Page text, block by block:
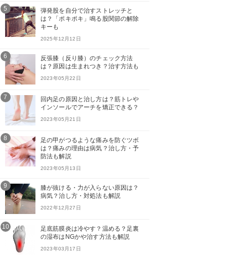
5
弾発股を自分で治すストレッチと
は？「ポキポキ」鳴る股関節の解除
キーも
2025年12月12日
6
反張膝（反り膝）のチェック方法
は？原因は生まれつき？治す方法も
2023年05月22日
7
回内足の原因と治し方は？筋トレや
インソールでアーチを矯正できる？
2023年05月21日
8
足の甲がつるような痛みを防ぐツボ
は？痛みの理由は病気？治し方・予
防法も解説
2023年05月13日
9
膝が抜ける・力が入らない原因は？
病気？治し方・対処法も解説
2022年12月27日
10
足底筋膜炎は冷やす？温める？足裏
の湿布はNGかや治す方法も解説
2023年03月17日